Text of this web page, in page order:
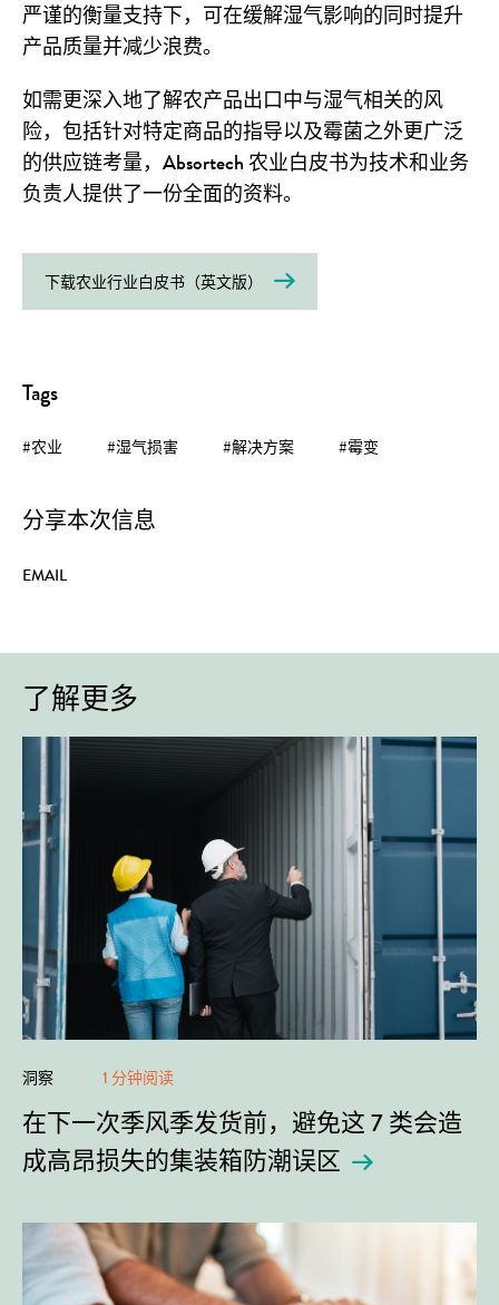
严谨的衡量支持下，可在缓解湿气影响的同时提升
产品质量并减少浪费。
如需更深入地了解农产品出口中与湿气相关的风
险，包括针对特定商品的指导以及霉菌之外更广泛
的供应链考量，Absortech 农业白皮书为技术和业务
负责人提供了一份全面的资料。
下载农业行业白皮书（英文版）
Tags
#农业 #湿气损害 #解决方案 #霉变
分享本次信息
EMAIL
了解更多
洞察 1 分钟阅读
在下一次季风季发货前，避免这 7 类会造
成高昂损失的集装箱防潮误区